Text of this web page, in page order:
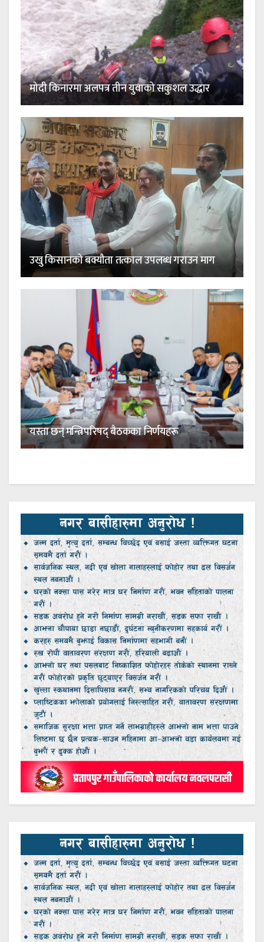
मोदी किनारमा अलपत्र तीन युवाको सकुशल उद्धार
उखु किसानको बक्यौता तत्काल उपलब्ध गराउन माग
यस्ता छन् मन्त्रिपरिषद् बैठकका निर्णयहरू